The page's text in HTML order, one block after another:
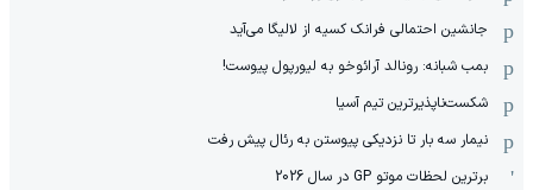
جانشین احتمالی فرانک کسیه از لالیگا می‌آید
بمب شبانه: رونالد آرائوخو به لیورپول پیوست!
شکست‌ناپذیرترین تیم آسیا
نیمار سه بار تا نزدیکی پیوستن به رئال پیش رفت
برترین لحظات موتو GP در سال 2026